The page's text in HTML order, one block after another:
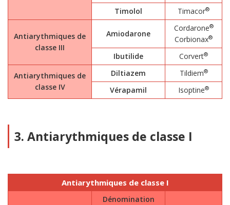
Timolol Timacor®
Antiarythmiques de
classe III
Amiodarone
Cordarone®
Corbionax®
Ibutilide Corvert®
Antiarythmiques de
classe IV
Diltiazem Tildiem®
Vérapamil Isoptine®
3. Antiarythmiques de classe I
Antiarythmiques de classe I
Dénomination